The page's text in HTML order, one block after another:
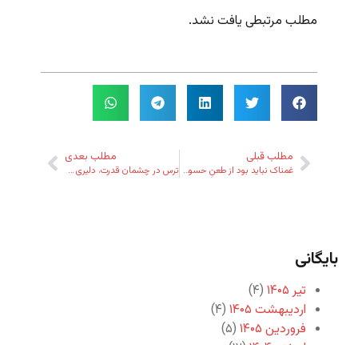
مطلب مرتبطی یافت نشد.
مطلب قبلی
غمناک نباید بود از طعنِ حسود ای دل
مطلب بعدی
ترس در چشمان قدرت، دلیری در دل‌های مردم
بایگانی
تیر ۱۴۰۵
(۴)
اردیبهشت ۱۴۰۵
(۴)
فروردین ۱۴۰۵
(۵)